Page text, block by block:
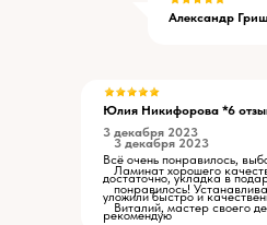
Юлия Никифорова *6
3 декабря 2023
Всё очень понравилось,
достаточно, укладка в
уложили быстро и
рекомендую
Александр
Ламинат хорошего
понравилось!
Виталий, мастер своего
3 декабря 2023